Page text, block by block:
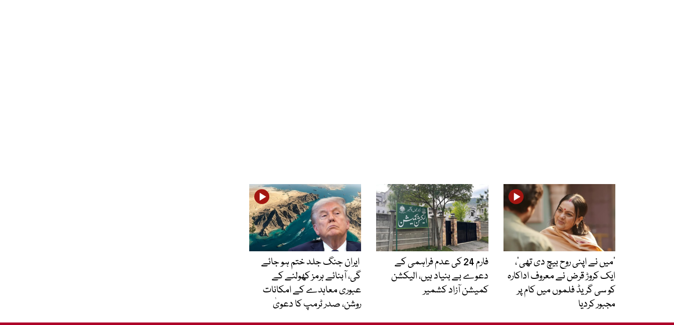
’میں نے اپنی روح بیچ دی تھی‘،
ایک کروڑ قرض نے معروف اداکارہ
کو سی گریڈ فلموں میں کام پر
مجبور کردیا
فارم 24 کی عدم فراہمی کے
دعوے بے بنیاد ہیں، الیکشن
کمیشن آزاد کشمیر
ایران جنگ جلد ختم ہو جائے
گی، آبنائے ہرمز کھولنے کے
عبوری معاہدے کے امکانات
روشن، صدر ٹرمپ کا دعویٰ